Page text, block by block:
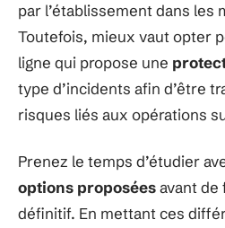
par l’établissement dans les
Toutefois, mieux vaut opter
ligne qui propose une
type d’incidents afin d’être
risques liés aux opérations
Prenez le temps d’étudier
options proposéesavant de
définitif. En mettant ces